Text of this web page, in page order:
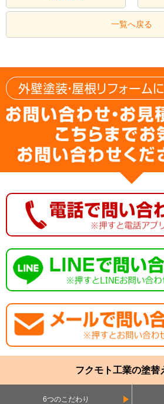
一覧へ戻る
フクモト工業の塗替
6つのこだわり